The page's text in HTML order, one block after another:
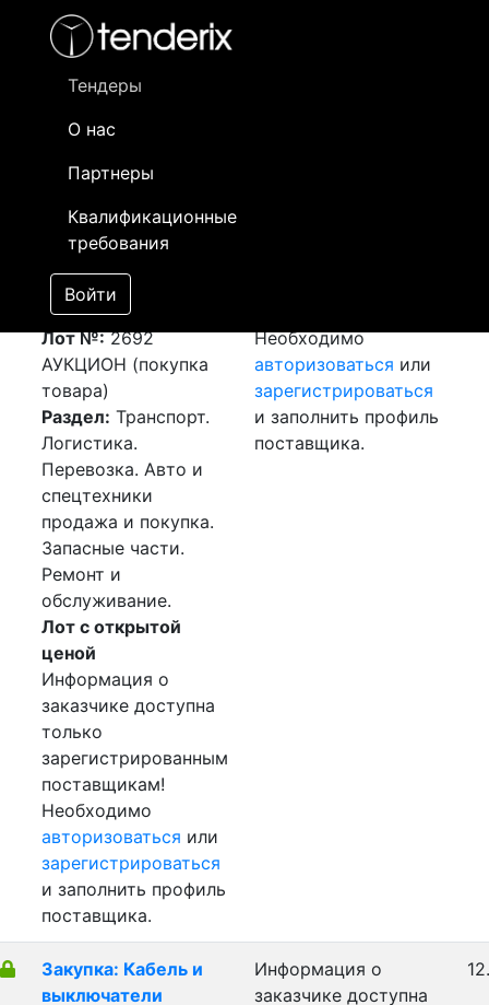
Тендеры
О нас
Партнеры
Квалификационные
требования
Войти
- активный лот
- сохраненный лот (не опубликован)
Закупка: Перевозка
г. Алматы (РК) - п.
Таскарасу,
Алматинская обл.
(РК)[Завершен]
Лот №:2692
АУКЦИОН (покупка
товара)
Раздел: Транспорт.
Логистика.
Перевозка. Авто и
спецтехники
продажа и покупка.
Запасные части.
Ремонт и
обслуживание.
Лот с открытой
ценой
Информация о
заказчике доступна
только
зарегистрированным
поставщикам!
Необходимо
авторизоваться или
зарегистрироваться
и заполнить профиль
поставщика.
Необходимо
авторизоваться или
зарегистрироваться
и заполнить профиль
поставщика.
Закупка: Кабель и
выключатели
Информация о
заказчике доступна